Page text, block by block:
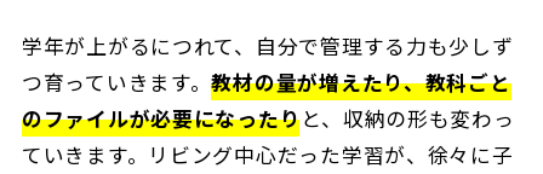
学年が上がるにつれて、自分で管理する力も少しず
つ育っていきます。教材の量が増えたり、教科ごと
のファイルが必要になったりと、収納の形も変わっ
ていきます。リビング中心だった学習が、徐々に子